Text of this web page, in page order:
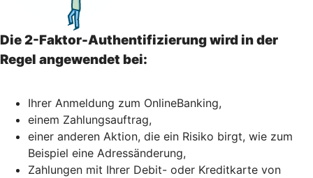
Die 2-Faktor-Authentifizierung wird in der
Regel angewendet bei:
Ihrer Anmeldung zum OnlineBanking,
einem Zahlungsauftrag,
einer anderen Aktion, die ein Risiko birgt, wie zum
Beispiel eine Adressänderung,
Zahlungen mit Ihrer Debit- oder Kreditkarte von